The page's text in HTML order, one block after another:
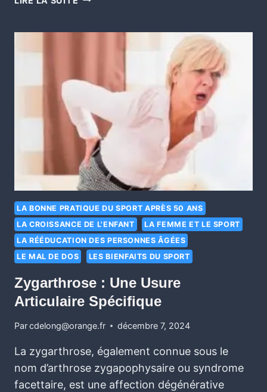
LA BONNE PRATIQUE DU SPORT APRÈS 50 ANS
LA CROISSANCE DE L'ENFANT
LA FEMME ET LE SPORT
LA RÉÉDUCATION DES PERSONNES ÂGÉES
LE MAL DE DOS
LES BIENFAITS DU SPORT
Zygarthrose : Une Usure
Articulaire Spécifique
Parcdelong@orange.fr décembre 7, 2024
La zygarthrose, également connue sous le
nom d’arthrose zygapophysaire ou syndrome
facettaire, est une affection dégénérative